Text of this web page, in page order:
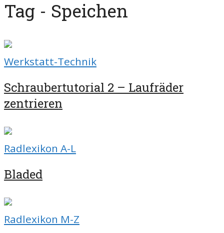
Tag - Speichen
Werkstatt-Technik
Schraubertutorial 2 – Laufräder
zentrieren
Radlexikon A-L
Bladed
Radlexikon M-Z